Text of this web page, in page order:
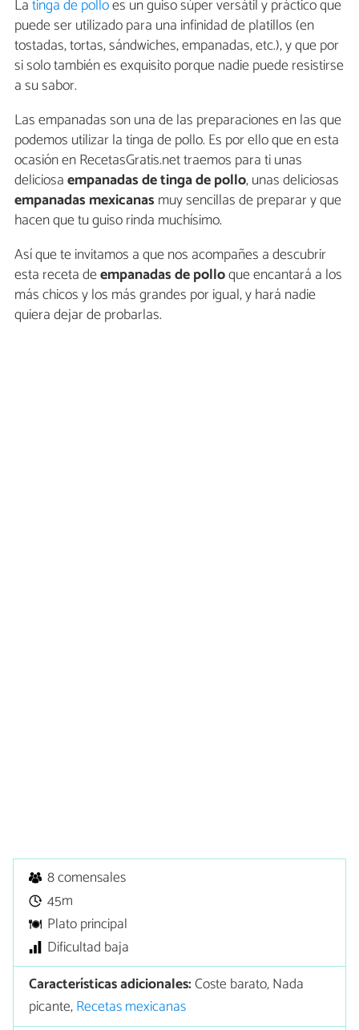
Latinga de polloes un guiso súper versátil y práctico que
puede ser utilizado para una infinidad de platillos (en
tostadas, tortas, sándwiches, empanadas, etc.), y que por
si solo también es exquisito porque nadie puede resistirse
a su sabor.
Las empanadas son una de las preparaciones en las que
podemos utilizar la tinga de pollo. Es por ello que en esta
ocasión en RecetasGratis.net traemos para ti unas
deliciosaempanadasde tinga de pollo, unas deliciosas
empanadas mexicanas muy sencillas de preparar y que
hacen que tu guiso rinda muchísimo.
Así que te invitamos a que nos acompañes a descubrir
esta receta deempanadas de polloque encantará a los
más chicos y los más grandes por igual, y hará nadie
quiera dejar de probarlas.
8 comensales
45m
Plato principal
Dificultad baja
Características adicionales:Coste barato, Nada
picante,Recetas mexicanas